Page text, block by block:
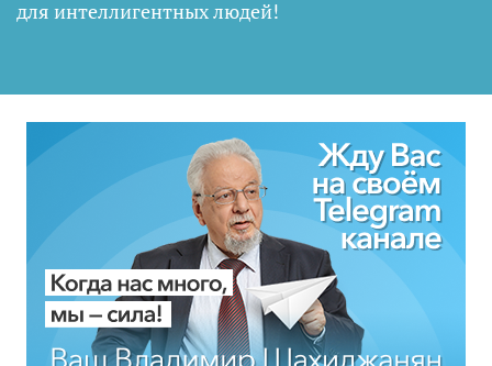
для интеллигентных людей!